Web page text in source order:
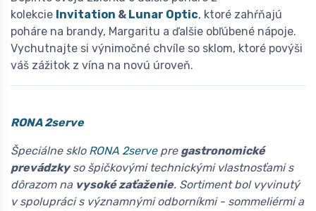
kolekcie Invitation & Lunar Optic, ktoré zahŕňajú
poháre na brandy, Margaritu a ďalšie obľúbené nápoje.
Vychutnajte si výnimočné chvíle so sklom, ktoré povýši
váš zážitok z vína na novú úroveň.
RONA 2serve
Špeciálne sklo RONA 2servepre gastronomické
prevádzkyso špičkovými technickými vlastnosťami s
dôrazom na vysoké zaťaženie. Sortiment bol vyvinutý
v spolupráci s významnými odborníkmi - sommeliérmi a